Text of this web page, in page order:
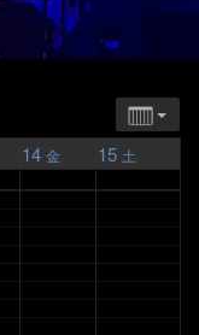
14 金 15 土